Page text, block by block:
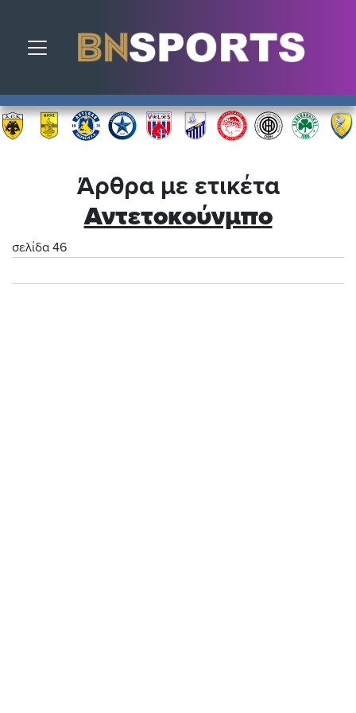
Toggle navigation
Άρθρα με ετικέτα
Αντετοκούνμπο
σελίδα 46